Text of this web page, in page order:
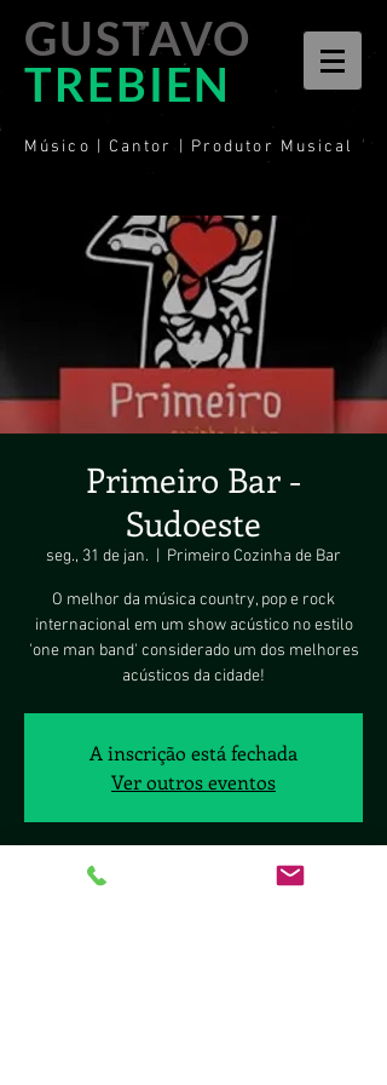
GUSTAVO
TREBIEN
Músico | Cantor | Produtor Musical
Primeiro Bar -
Sudoeste
seg., 31 de jan. Primeiro Cozinha de Bar
O melhor da música country, pop e rock
internacional em um show acústico no estilo
'one man band' considerado um dos melhores
acústicos da cidade!
A inscrição está fechada
Ver outros eventos
Horário e local